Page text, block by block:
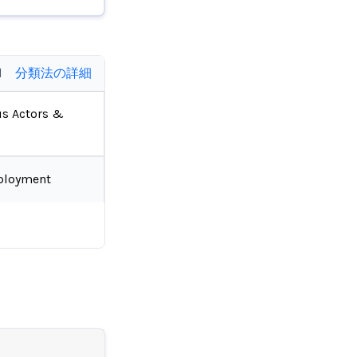
分類法の詳細
Actors &